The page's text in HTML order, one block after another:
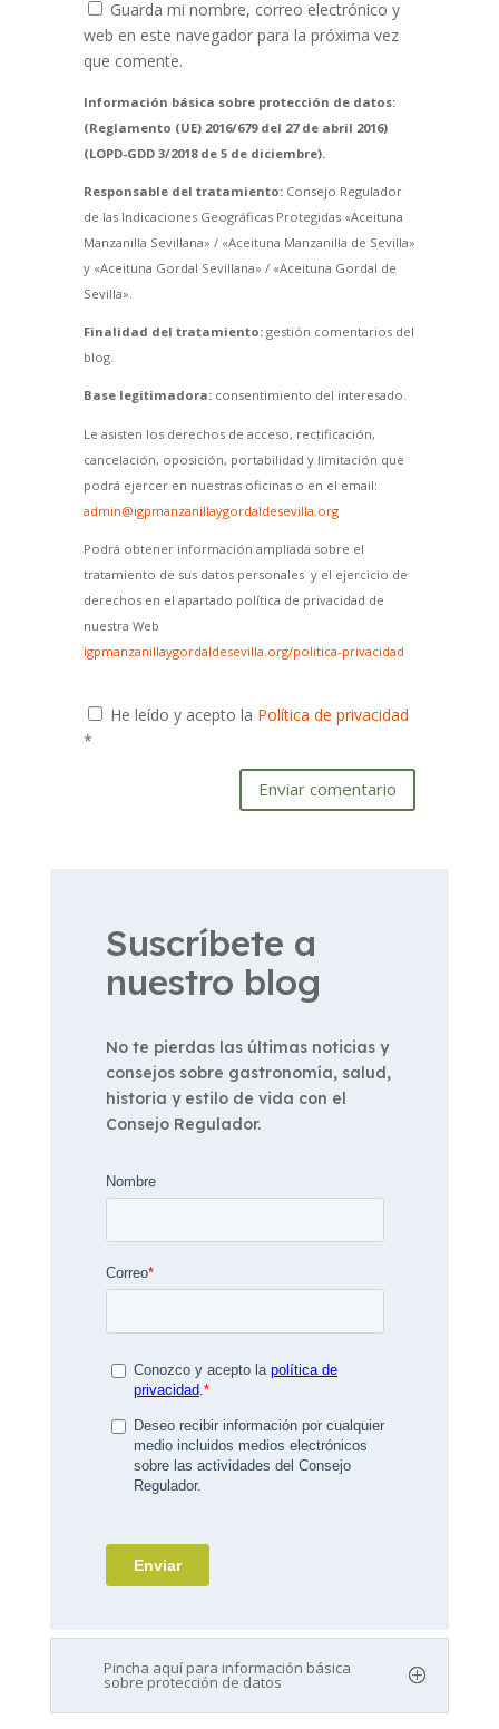
Guarda mi nombre, correo electrónico y
web en este navegador para la próxima vez
que comente.
Información básica sobre protección de datos:
(Reglamento (UE) 2016/679 del 27 de abril 2016)
(LOPD-GDD 3/2018 de 5 de diciembre).
Responsable del tratamiento:Consejo Regulador
de las Indicaciones Geográficas Protegidas «Aceituna
Manzanilla Sevillana» / «Aceituna Manzanilla de Sevilla»
y «Aceituna Gordal Sevillana» / «Aceituna Gordal de
Sevilla».
Finalidad del tratamiento:gestión comentarios del
blog.
Base legitimadora:consentimiento del interesado.
Le asisten los derechos de acceso, rectificación,
cancelación, oposición, portabilidad y limitación que
podrá ejercer en nuestras oficinas o en el email:
admin@igpmanzanillaygordaldesevilla.org
Podrá obtener información ampliada sobre el
tratamiento de sus datos personales y el ejercicio de
derechos en el apartado política de privacidad de
nuestra Web
igpmanzanillaygordaldesevilla.org/politica-privacidad
He leído y acepto la Política de privacidad
*
Enviar comentario
Suscríbete a
nuestro blog
No te pierdas las últimas noticias y
consejos sobre gastronomía, salud,
historia y estilo de vida con el
Consejo Regulador.
Pincha aquí para información básica
sobre protección de datos